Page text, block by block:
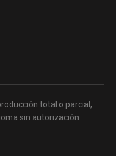
total o parcial,
sin autorización